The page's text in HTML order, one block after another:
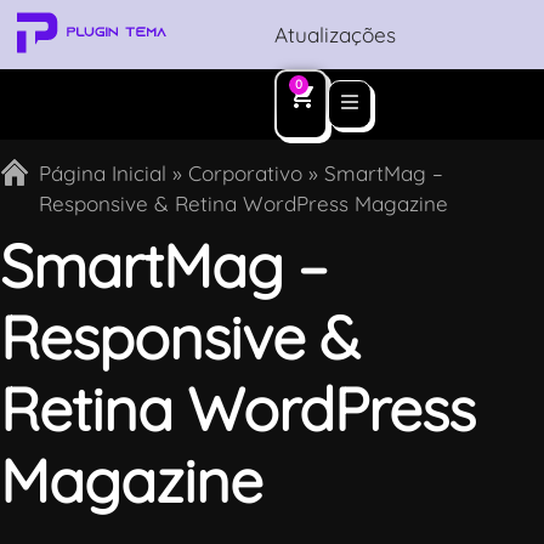
Atualizações
0
Página Inicial » Corporativo » SmartMag –
Responsive & Retina WordPress Magazine
SmartMag –
Responsive &
Retina WordPress
Magazine